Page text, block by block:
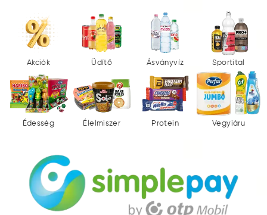
Akciók Üdítő Ásványvíz Sportital
Édesség Élelmiszer Protein Vegyiáru